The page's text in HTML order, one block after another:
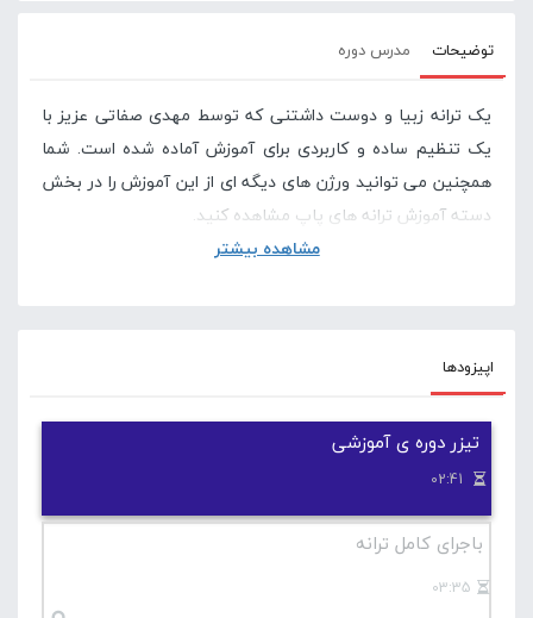
توضیحات مدرس دوره
یک ترانه زبیا و دوست داشتنی که توسط مهدی صفاتی عزیز با
یک تنظیم ساده و کاربردی برای آموزش آماده شده است. شما
همچنین می توانید ورژن های دیگه ای از این آموزش را در بخش
دسته آموزش ترانه های پاپ مشاهده کنید.
می کنیم دوره های پایه ای گیتار در سایت لامینور را
مشاهده کنید .
آموزش مقدماتی گیتار
مشاهده بیشتر
اپیزودها
تیزر دوره ی آموزشی
باجرای کامل ترانه
03:35